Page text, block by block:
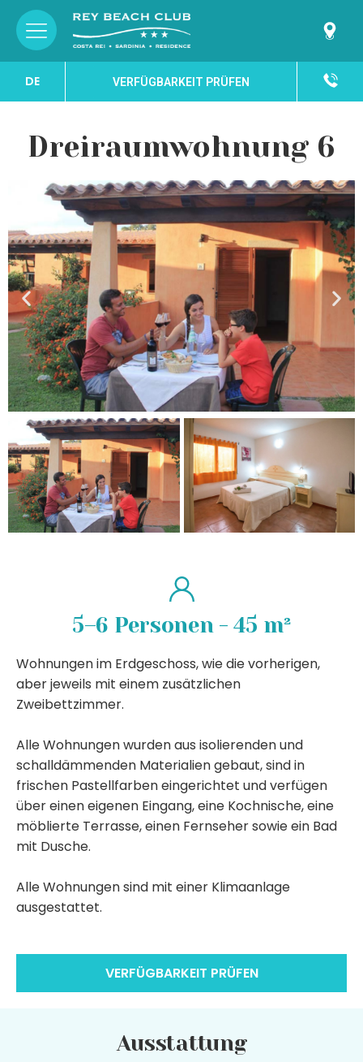
DE VERFÜGBARKEIT PRÜFEN
Dreiraumwohnung 6
5–6 Personen - 45 m²
Wohnungen im Erdgeschoss, wie die vorherigen,
aber jeweils mit einem zusätzlichen
Zweibettzimmer.
Alle Wohnungen wurden aus isolierenden und
schalldämmenden Materialien gebaut, sind in
frischen Pastellfarben eingerichtet und verfügen
über einen eigenen Eingang, eine Kochnische, eine
möblierte Terrasse, einen Fernseher sowie ein Bad
mit Dusche.
Alle Wohnungen sind mit einer Klimaanlage
ausgestattet.
VERFÜGBARKEIT PRÜFEN
Ausstattung